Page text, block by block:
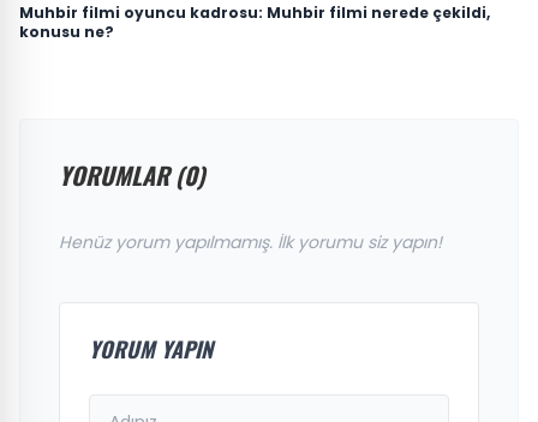
Muhbir filmi oyuncu kadrosu: Muhbir filmi nerede çekildi,
konusu ne?
YORUMLAR (0)
Henüz yorum yapılmamış. İlk yorumu siz yapın!
YORUM YAPIN